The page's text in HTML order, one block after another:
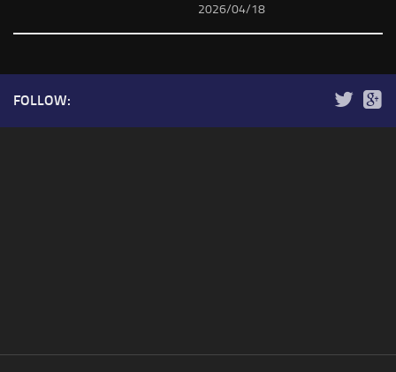
2026/04/18
FOLLOW: